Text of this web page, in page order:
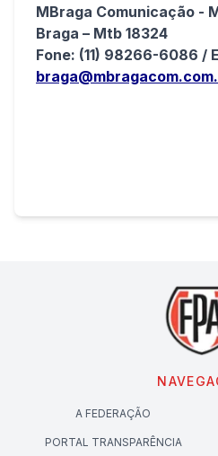
MBraga Comunicação -
Braga – Mtb 18324
Fone: (11) 98266-6086 /
A FEDERAÇÃO
PORTAL TRANSPARÊNCIA